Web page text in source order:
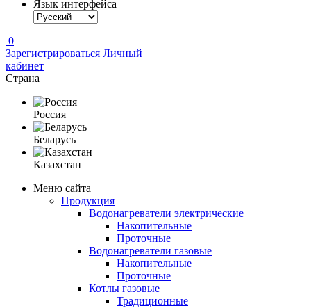
Язык интерфейса
0
Зарегистрироваться Личный
кабинет
Страна
Россия
Беларусь
Казахстан
Меню сайта
Продукция
Водонагреватели электрические
Накопительные
Проточные
Водонагреватели газовые
Накопительные
Проточные
Котлы газовые
Традиционные